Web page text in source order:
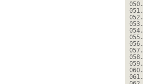
050.
051.
052.
053.
054.
055.
056.
057.
058.
059.
060.
061.